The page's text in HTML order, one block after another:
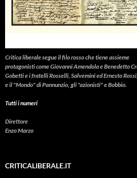
Critica liberalesegue il filo rosso che tiene assieme
protagonisti come Giovanni Amendola e Benedetto
Gobetti e i fratelli Rosselli, Salvemini ed Ernesto
e il "Mondo" di Pannunzio, gli "azionisti" e Bobbio.
Tutti i numeri
Direttore
Enzo Marzo
CRITICALIBERALE.IT